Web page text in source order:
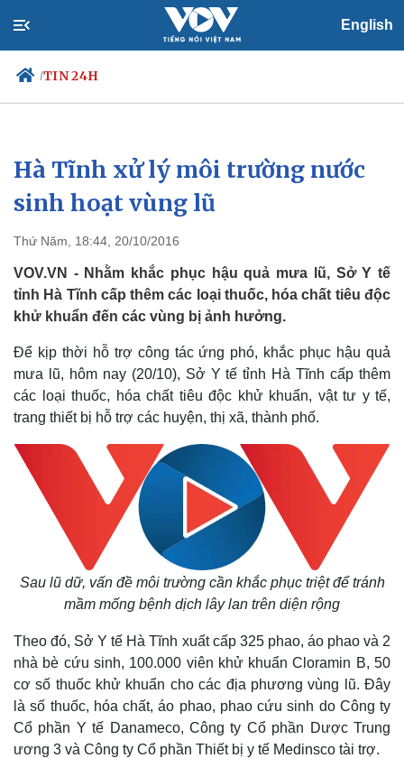
English
/TIN 24H
Chính trị
Đảng
Tổ chức nhân sự
Nhận diện sự thật
Xã hội
Việc làm
Biển đảo
Hà Tĩnh xử lý môi trường nước
sinh hoạt vùng lũ
Thứ Năm, 18:44, 20/10/2016
VOV.VN - Nhằm khắc phục hậu quả mưa lũ, Sở Y tế
tỉnh Hà Tĩnh cấp thêm các loại thuốc, hóa chất tiêu độc
khử khuẩn đến các vùng bị ảnh hưởng.
Để kịp thời hỗ trợ công tác ứng phó, khắc phục hậu quả
mưa lũ, hôm nay (20/10), Sở Y tế tỉnh Hà Tĩnh cấp thêm
các loại thuốc, hóa chất tiêu độc khử khuẩn, vật tư y tế,
trang thiết bị hỗ trợ các huyện, thị xã, thành phố.
Sau lũ dữ, vấn đề môi trường cần khắc phục triệt để tránh
mầm mống bệnh dịch lây lan trên diện rộng
Theo đó, Sở Y tế Hà Tĩnh xuất cấp 325 phao, áo phao và 2
nhà bè cứu sinh, 100.000 viên khử khuẩn Cloramin B, 50
cơ số thuốc khử khuẩn cho các địa phương vùng lũ. Đây
là số thuốc, hóa chất, áo phao, phao cứu sinh do Công ty
Cổ phần Y tế Danameco, Công ty Cổ phần Dược Trung
ương 3 và Công ty Cổ phần Thiết bị y tế Medinsco tài trợ.